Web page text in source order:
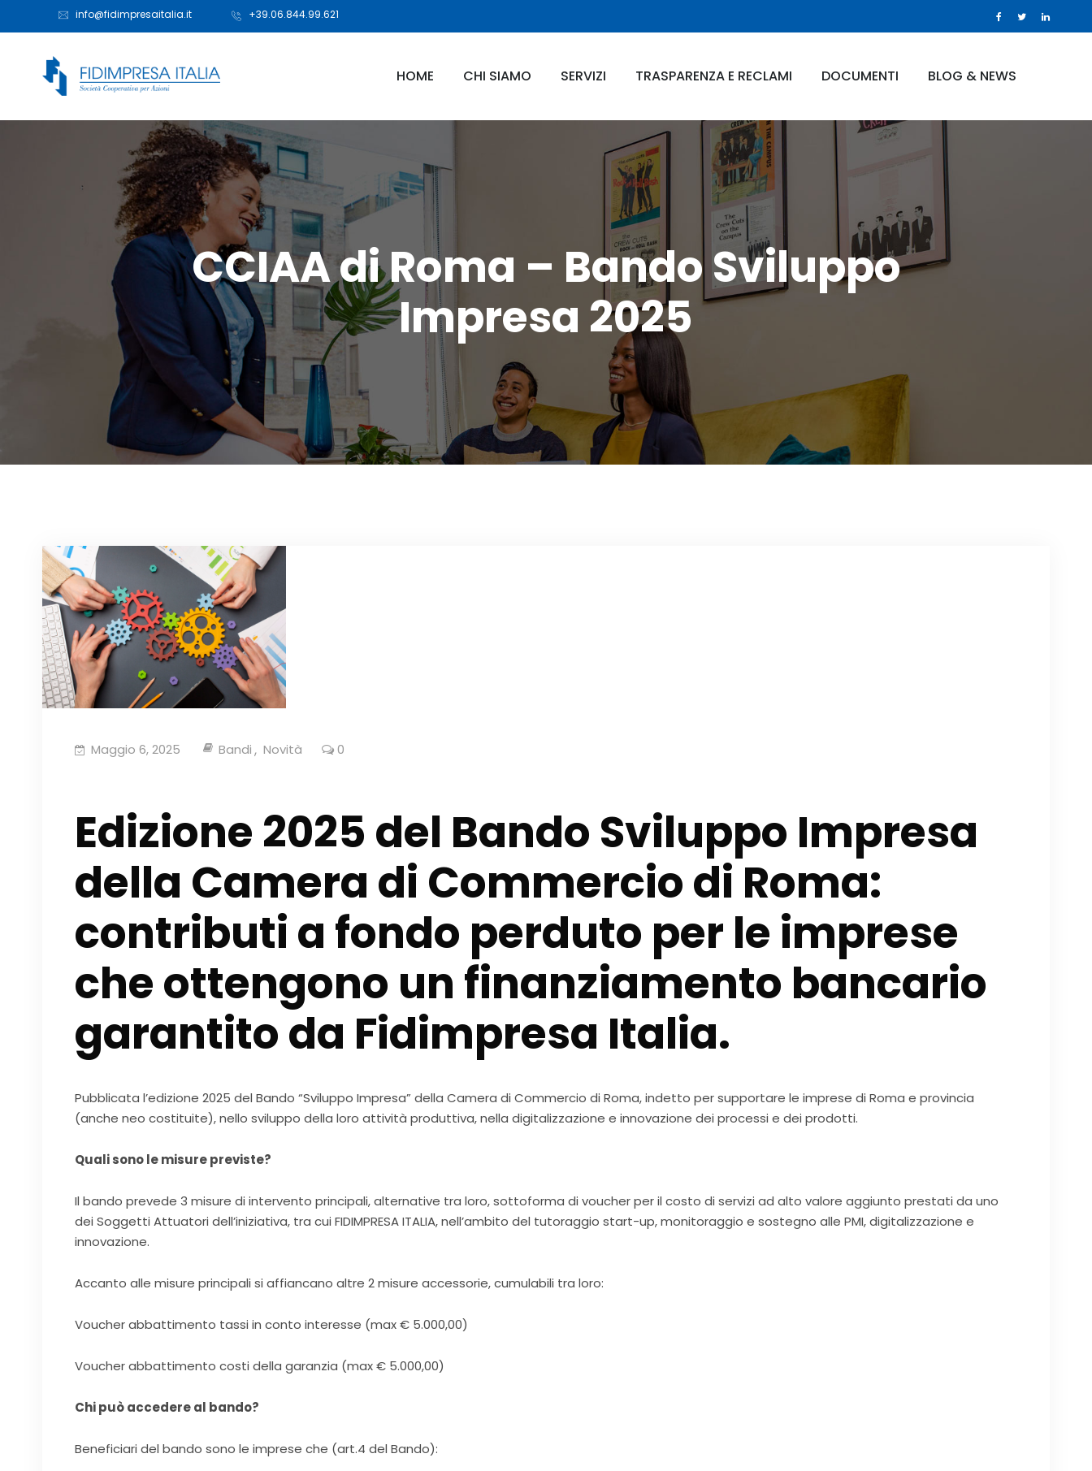
info@fidimpresaitalia.it +39.06.844.99.621
HOME CHI SIAMO SERVIZI TRASPARENZA E RECLAMI DOCUMENTI BLOG & NEWS
CCIAA di Roma – Bando Sviluppo
Impresa 2025
Maggio 6, 2025 Bandi Novità 0
Edizione 2025 del Bando Sviluppo Impresa
della Camera di Commercio di Roma:
contributi a fondo perduto per le imprese
che ottengono un finanziamento bancario
garantito da Fidimpresa Italia.
Pubblicata l’edizione 2025 del Bando “Sviluppo Impresa” della Camera di Commercio di Roma, indetto per supportare le imprese di Roma e provincia
(anche neo costituite), nello sviluppo della loro attività produttiva, nella digitalizzazione e innovazione dei processi e dei prodotti.
Quali sono le misure previste?
Il bando prevede 3 misure di intervento principali, alternative tra loro, sottoforma di voucher per il costo di servizi ad alto valore aggiunto prestati da uno
dei Soggetti Attuatori dell’iniziativa, tra cui FIDIMPRESA ITALIA, nell’ambito del tutoraggio start-up, monitoraggio e sostegno alle PMI, digitalizzazione e
innovazione.
Accanto alle misure principali si affiancano altre 2 misure accessorie, cumulabili tra loro:
Voucher abbattimento tassi in conto interesse (max € 5.000,00)
Voucher abbattimento costi della garanzia (max € 5.000,00)
Chi può accedere al bando?
Beneficiari del bando sono le imprese che (art.4 del Bando):